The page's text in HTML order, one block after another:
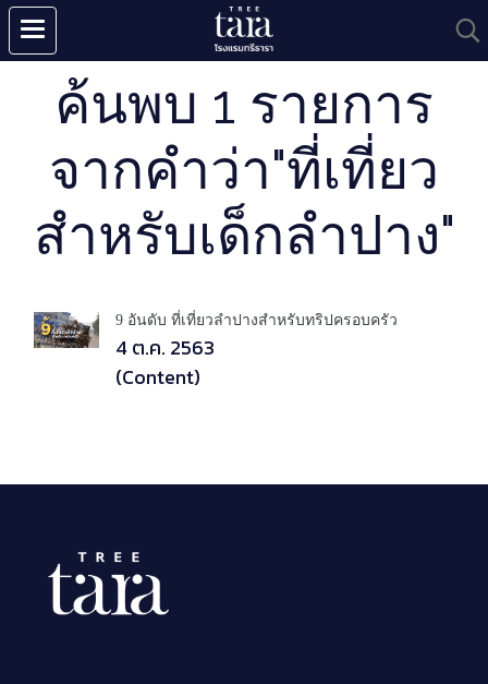
ค้นพบ 1 รายการ
จากคำว่า"ที่เที่ยว
สำหรับเด็กลำปาง"
9 อันดับ ที่เที่ยวลำปางสำหรับทริปครอบครัว
4 ต.ค. 2563
(Content)